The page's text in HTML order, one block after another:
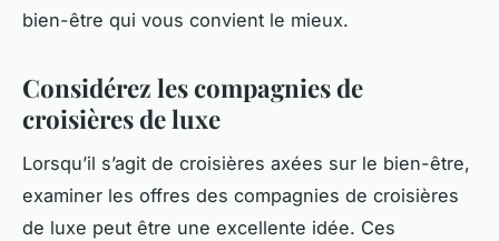
bien-être qui vous convient le mieux.
Considérez les compagnies de
croisières de luxe
Lorsqu’il s’agit de croisières axées sur le bien-être,
examiner les offres des compagnies de croisières
de luxe peut être une excellente idée. Ces